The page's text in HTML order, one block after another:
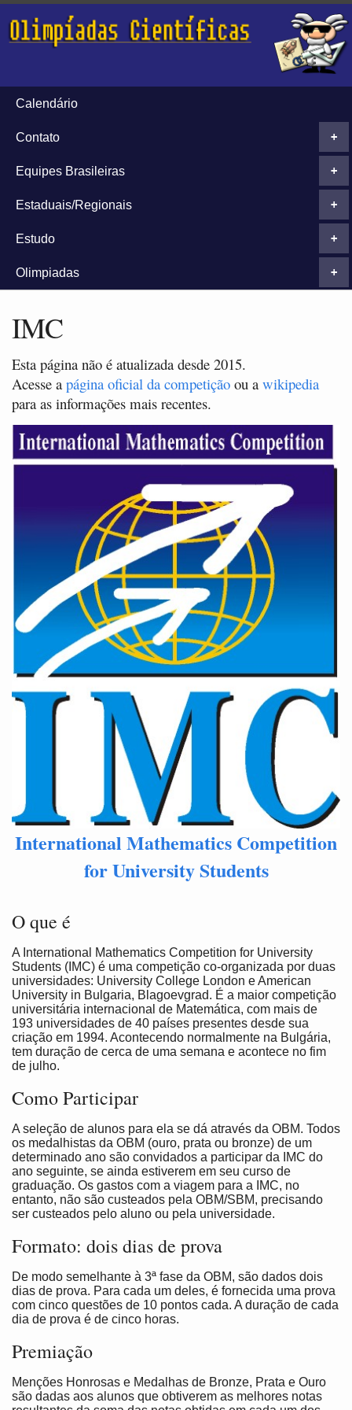
Calendário
+
Contato
+
Equipes Brasileiras
+
Estaduais/Regionais
+
Estudo
+
Olimpiadas
IMC
Esta página não é atualizada desde 2015.
Acesse a página oficial da competição ou a wikipedia
para as informações mais recentes.
International Mathematics Competition
for University Students
O que é
A International Mathematics Competition for University
Students (IMC) é uma competição co-organizada por duas
universidades: University College London e American
University in Bulgaria, Blagoevgrad. É a maior competição
universitária internacional de Matemática, com mais de
193 universidades de 40 países presentes desde sua
criação em 1994. Acontecendo normalmente na Bulgária,
tem duração de cerca de uma semana e acontece no fim
de julho.
Como Participar
A seleção de alunos para ela se dá através da OBM. Todos
os medalhistas da OBM (ouro, prata ou bronze) de um
determinado ano são convidados a participar da IMC do
ano seguinte, se ainda estiverem em seu curso de
graduação. Os gastos com a viagem para a IMC, no
entanto, não são custeados pela OBM/SBM, precisando
ser custeados pelo aluno ou pela universidade.
Formato: dois dias de prova
De modo semelhante à 3ª fase da OBM, são dados dois
dias de prova. Para cada um deles, é fornecida uma prova
com cinco questões de 10 pontos cada. A duração de cada
dia de prova é de cinco horas.
Premiação
Menções Honrosas e Medalhas de Bronze, Prata e Ouro
são dadas aos alunos que obtiverem as melhores notas